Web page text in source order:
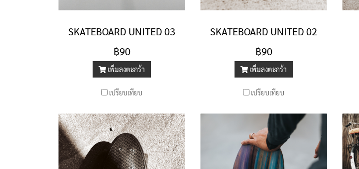
SKATEBOARD UNITED 03
฿90
เพิ่มลงตะกร้า
เปรียบเทียบ
SKATEBOARD UNITED 02
฿90
เพิ่มลงตะกร้า
เปรียบเทียบ